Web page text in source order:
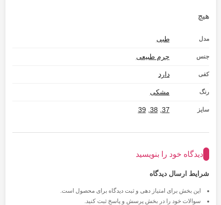
هیچ
مدل طبی
جنس چرم طبیعی
کفی دارد
رنگ مشکی
سایز 37
38
,
39
دیدگاه خود را بنویسید
شرایط ارسال دیدگاه
این بخش برای امتیاز دهی و ثبت دیدگاه برای محصول است.
سوالات خود را در بخش پرسش و پاسخ ثبت کنید.